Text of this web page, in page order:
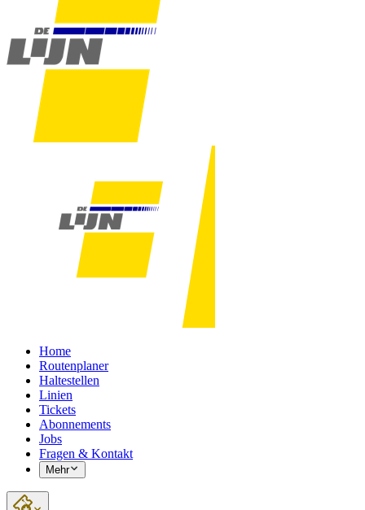
Home
Routenplaner
Haltestellen
Linien
Tickets
Abonnements
Jobs
Fragen & Kontakt
Mehr